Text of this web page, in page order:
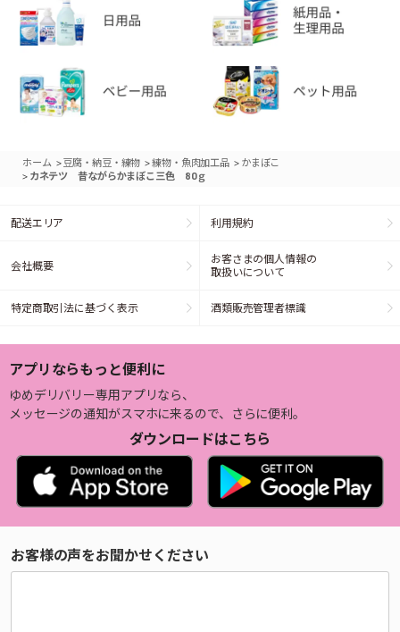
ホーム >豆腐・納豆・練物 >練物・魚肉加工品 > かまぼこ
> カネテツ 昔ながらかまぼこ三色 80ｇ
配送エリア 利用規約
会社概要
お客さまの個人情報の
取扱いについて
特定商取引法に基づく表示 酒類販売管理者標識
アプリならもっと便利に
ゆめデリバリー専用アプリなら、
メッセージの通知がスマホに来るので、さらに便利。
ダウンロードはこちら
お客様の声をお聞かせください